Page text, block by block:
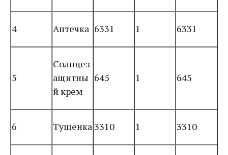
4 Аптечка 6331 1 6331
5
Солнцез
ащитны
й крем
645 1 645
6 Тушенка 3310 1 3310